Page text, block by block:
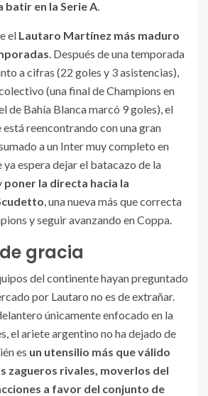
batir en la Serie A.
el Lautaro Martínez más maduro
. Después de una temporada
a cifras (22 goles y 3 asistencias),
(una final de Champions en
de Bahía Blanca marcó 9 goles), el
está reencontrando con una gran
a un Inter muy completo en
ya espera dejar el batacazo de la
poner la directa hacia la
, una nueva más que correcta
y seguir avanzando en Coppa.
gracia
del continente hayan preguntado
por Lautaro no es de extrañar.
únicamente enfocado en la
el ariete argentino no ha dejado de
es un utensilio más que válido
zagueros rivales, moverlos del
a favor del conjunto de